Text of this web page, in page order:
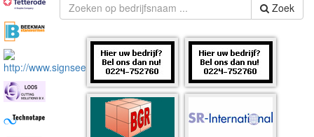
Zoek